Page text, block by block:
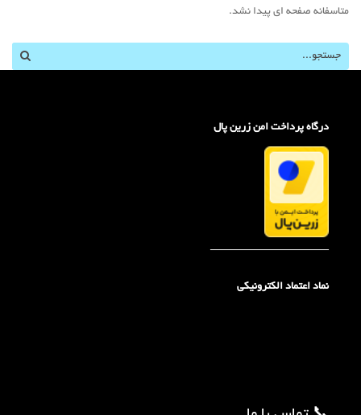
n
متاسفانه صفحه ای پیدا نشد.
درگاه پرداخت امن زرین پال
_____________________
نماد اعتماد الکترونیکی